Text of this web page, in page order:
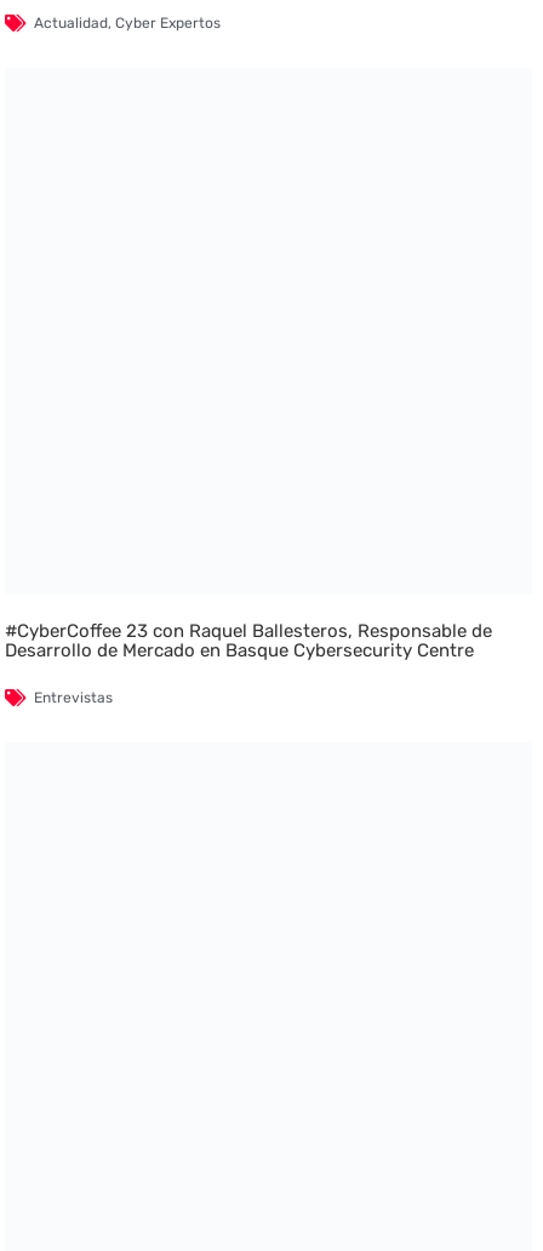
Actualidad,Cyber Expertos
#CyberCoffee 23 con Raquel Ballesteros, Responsable de
Desarrollo de Mercado en Basque Cybersecurity Centre
Entrevistas